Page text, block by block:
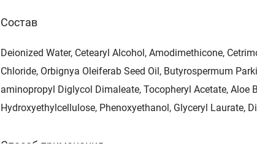
Состав
Deionized Water, Cetearyl Alcohol, Amodimethicone,
Chloride, Orbignya Oleiferab Seed Oil, Butyrospermum
aminopropyl Diglycol Dimaleate, Tocopheryl Acetate, Aloe
Hydroxyethylcellulose, Phenoxyethanol, Glyceryl Laurate,
Способ применения